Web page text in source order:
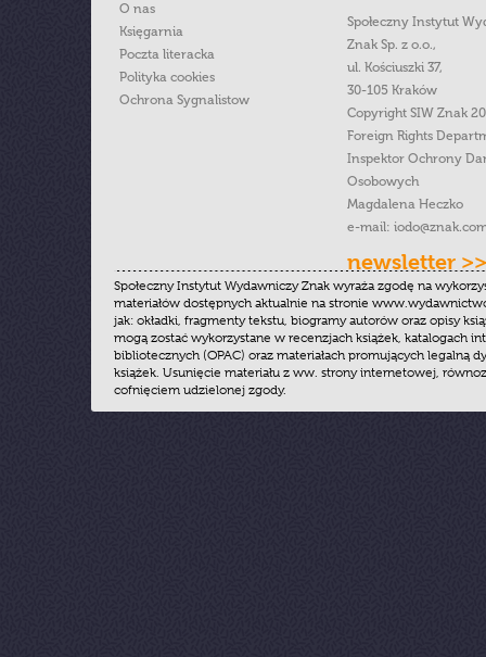
O nas
Księgarnia
Poczta literacka
Polityka cookies
Ochrona Sygnalistow
Społeczny Instytut
Znak Sp. z o.o.,
ul. Kościuszki 37,
30-105 Kraków
Copyright SIW Znak
Foreign Rights
Inspektor Ochrony
Osobowych
Magdalena Heczko
e-mail:
newsletter >>
Społeczny Instytut Wydawniczy Znak wyraża zgodę na
materiałów dostępnych aktualnie na stronie
jak: okładki, fragmenty tekstu, biogramy autorów oraz opisy
mogą zostać wykorzystane w recenzjach książek, katalogach
bibliotecznych (OPAC) oraz materiałach promujących legalną
książek. Usunięcie materiału z ww. strony internetowej,
cofnięciem udzielonej zgody.